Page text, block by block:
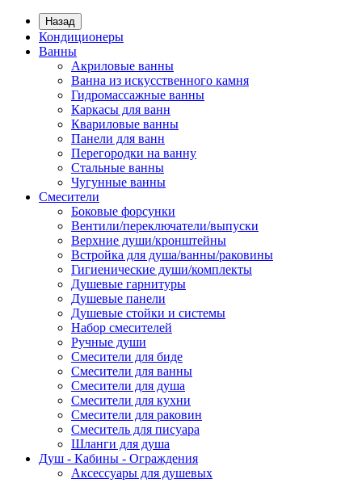
Назад
Кондиционеры
Ванны
Акриловые ванны
Ванна из искусственного камня
Гидромассажные ванны
Каркасы для ванн
Квариловые ванны
Панели для ванн
Перегородки на ванну
Стальные ванны
Чугунные ванны
Смесители
Боковые форсунки
Вентили/переключатели/выпуски
Верхние души/кронштейны
Встройка для душа/ванны/раковины
Гигиенические души/комплекты
Душевые гарнитуры
Душевые панели
Душевые стойки и системы
Набор смесителей
Ручные души
Смесители для биде
Смесители для ванны
Смесители для душа
Смесители для кухни
Смесители для раковин
Смеситель для писуара
Шланги для душа
Душ - Кабины - Ограждения
Аксессуары для душевых